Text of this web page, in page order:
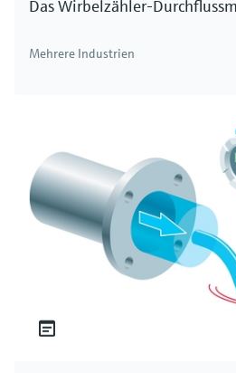
Das Wirbelzähler-
Mehrere Industrien